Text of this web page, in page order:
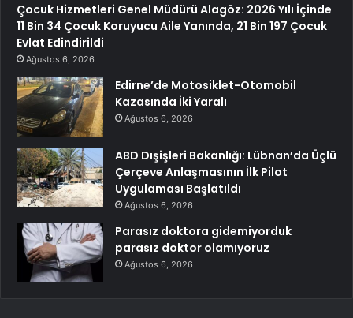
Çocuk Hizmetleri Genel Müdürü Alagöz: 2026 Yılı İçinde
11 Bin 34 Çocuk Koruyucu Aile Yanında, 21 Bin 197 Çocuk
Evlat Edindirildi
Ağustos 6, 2026
Edirne’de Motosiklet-Otomobil
Kazasında İki Yaralı
Ağustos 6, 2026
ABD Dışişleri Bakanlığı: Lübnan’da Üçlü
Çerçeve Anlaşmasının İlk Pilot
Uygulaması Başlatıldı
Ağustos 6, 2026
Parasız doktora gidemiyorduk
parasız doktor olamıyoruz
Ağustos 6, 2026